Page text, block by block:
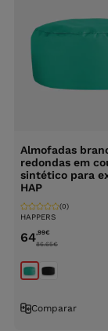
Almofadas
redondas em
sintético para
HAP
HAPPERS
(0)
64,99€
86.65€
Comparar